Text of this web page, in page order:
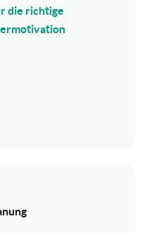
die richtige